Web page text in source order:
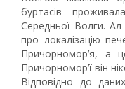
буртасів
Середньої Волги. Ал-
про локалізацію
Причорномор’я,
Причорномор’ї він
Відповідно до